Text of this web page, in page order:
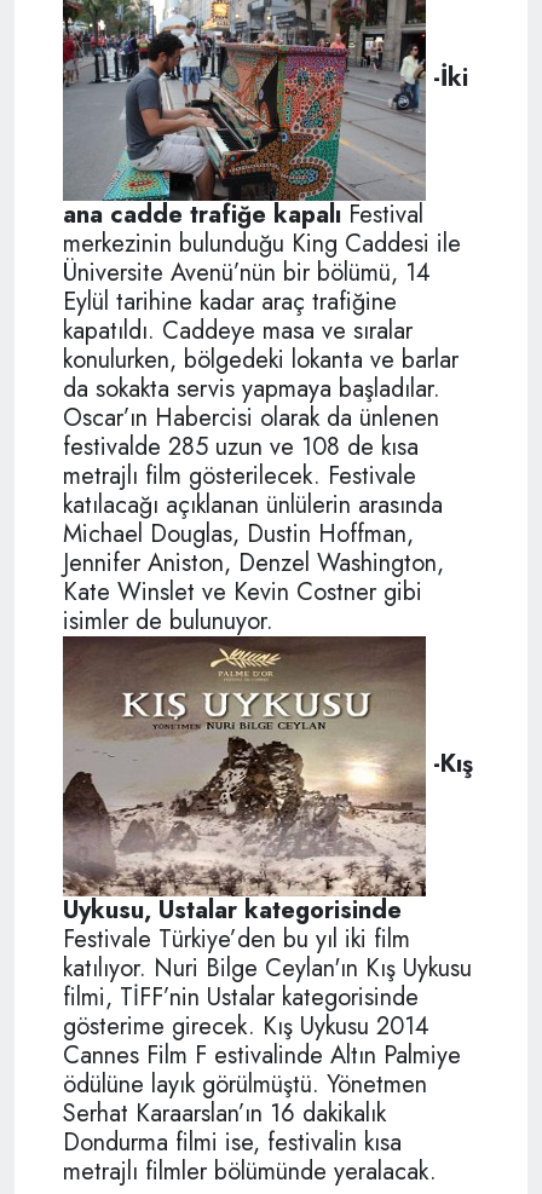
-İki
ana cadde trafiğe kapalı Festival
merkezinin bulunduğu King Caddesi ile
Üniversite Avenü’nün bir bölümü, 14
Eylül tarihine kadar araç trafiğine
kapatıldı. Caddeye masa ve sıralar
konulurken, bölgedeki lokanta ve barlar
da sokakta servis yapmaya başladılar.
Oscar’ın Habercisi olarak da ünlenen
festivalde 285 uzun ve 108 de kısa
metrajlı film gösterilecek. Festivale
katılacağı açıklanan ünlülerin arasında
Michael Douglas, Dustin Hoffman,
Jennifer Aniston, Denzel Washington,
Kate Winslet ve Kevin Costner gibi
isimler de bulunuyor.
-Kış
Uykusu, Ustalar kategorisinde
Festivale Türkiye’den bu yıl iki film
katılıyor. Nuri Bilge Ceylan'ın Kış Uykusu
filmi, TİFF’nin Ustalar kategorisinde
gösterime girecek. Kış Uykusu 2014
Cannes Film F estivalinde Altın Palmiye
ödülüne layık görülmüştü. Yönetmen
Serhat Karaarslan’ın 16 dakikalık
Dondurma filmi ise, festivalin kısa
metrajlı filmler bölümünde yeralacak.